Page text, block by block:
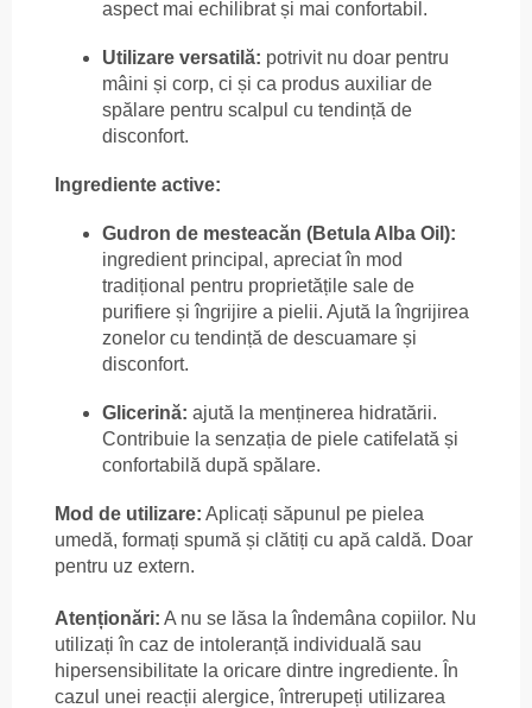
aspect mai echilibrat și mai confortabil.
Utilizare versatilă: potrivit nu doar pentru
mâini și corp, ci și ca produs auxiliar de
spălare pentru scalpul cu tendință de
disconfort.
Ingrediente active:
Gudron de mesteacăn (Betula Alba Oil):
ingredient principal, apreciat în mod
tradițional pentru proprietățile sale de
purifiere și îngrijire a pielii. Ajută la îngrijirea
zonelor cu tendință de descuamare și
disconfort.
Glicerină: ajută la menținerea hidratării.
Contribuie la senzația de piele catifelată și
confortabilă după spălare.
Mod de utilizare: Aplicați săpunul pe pielea
umedă, formați spumă și clătiți cu apă caldă. Doar
pentru uz extern.
Atenționări: A nu se lăsa la îndemâna copiilor. Nu
utilizați în caz de intoleranță individuală sau
hipersensibilitate la oricare dintre ingrediente. În
cazul unei reacții alergice, întrerupeți utilizarea